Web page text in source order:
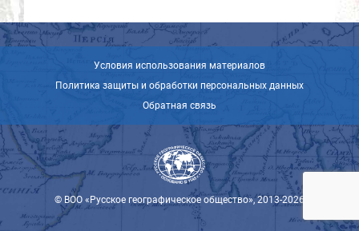
Условия использования материалов
Политика защиты и обработки персональных данных
Обратная связь
© ВОО «Русское географическое общество», 2013-2026